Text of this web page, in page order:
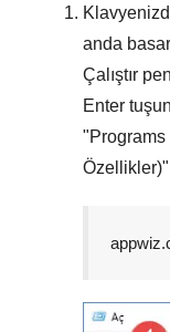
anda
Çalıştır
Enter
"
Özellikler)